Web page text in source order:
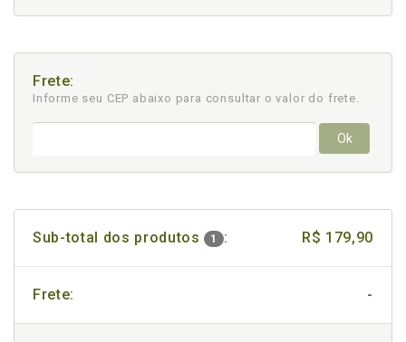
Frete:
Informe seu CEP abaixo para consultar o valor do frete.
Ok
Sub-total dos produtos 1 : R$ 179,90
Frete: -